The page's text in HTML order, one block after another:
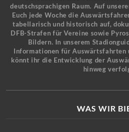
deutschsprachigen Raum. Auf
Euch jede Woche die
tabellarisch und historisch auf,
DFB-Strafen für Vereine sowie
Bildern. In unserem
Informationen für Auswärtsfahrten
könnt ihr die Entwicklung der
hinweg
WAS WIR